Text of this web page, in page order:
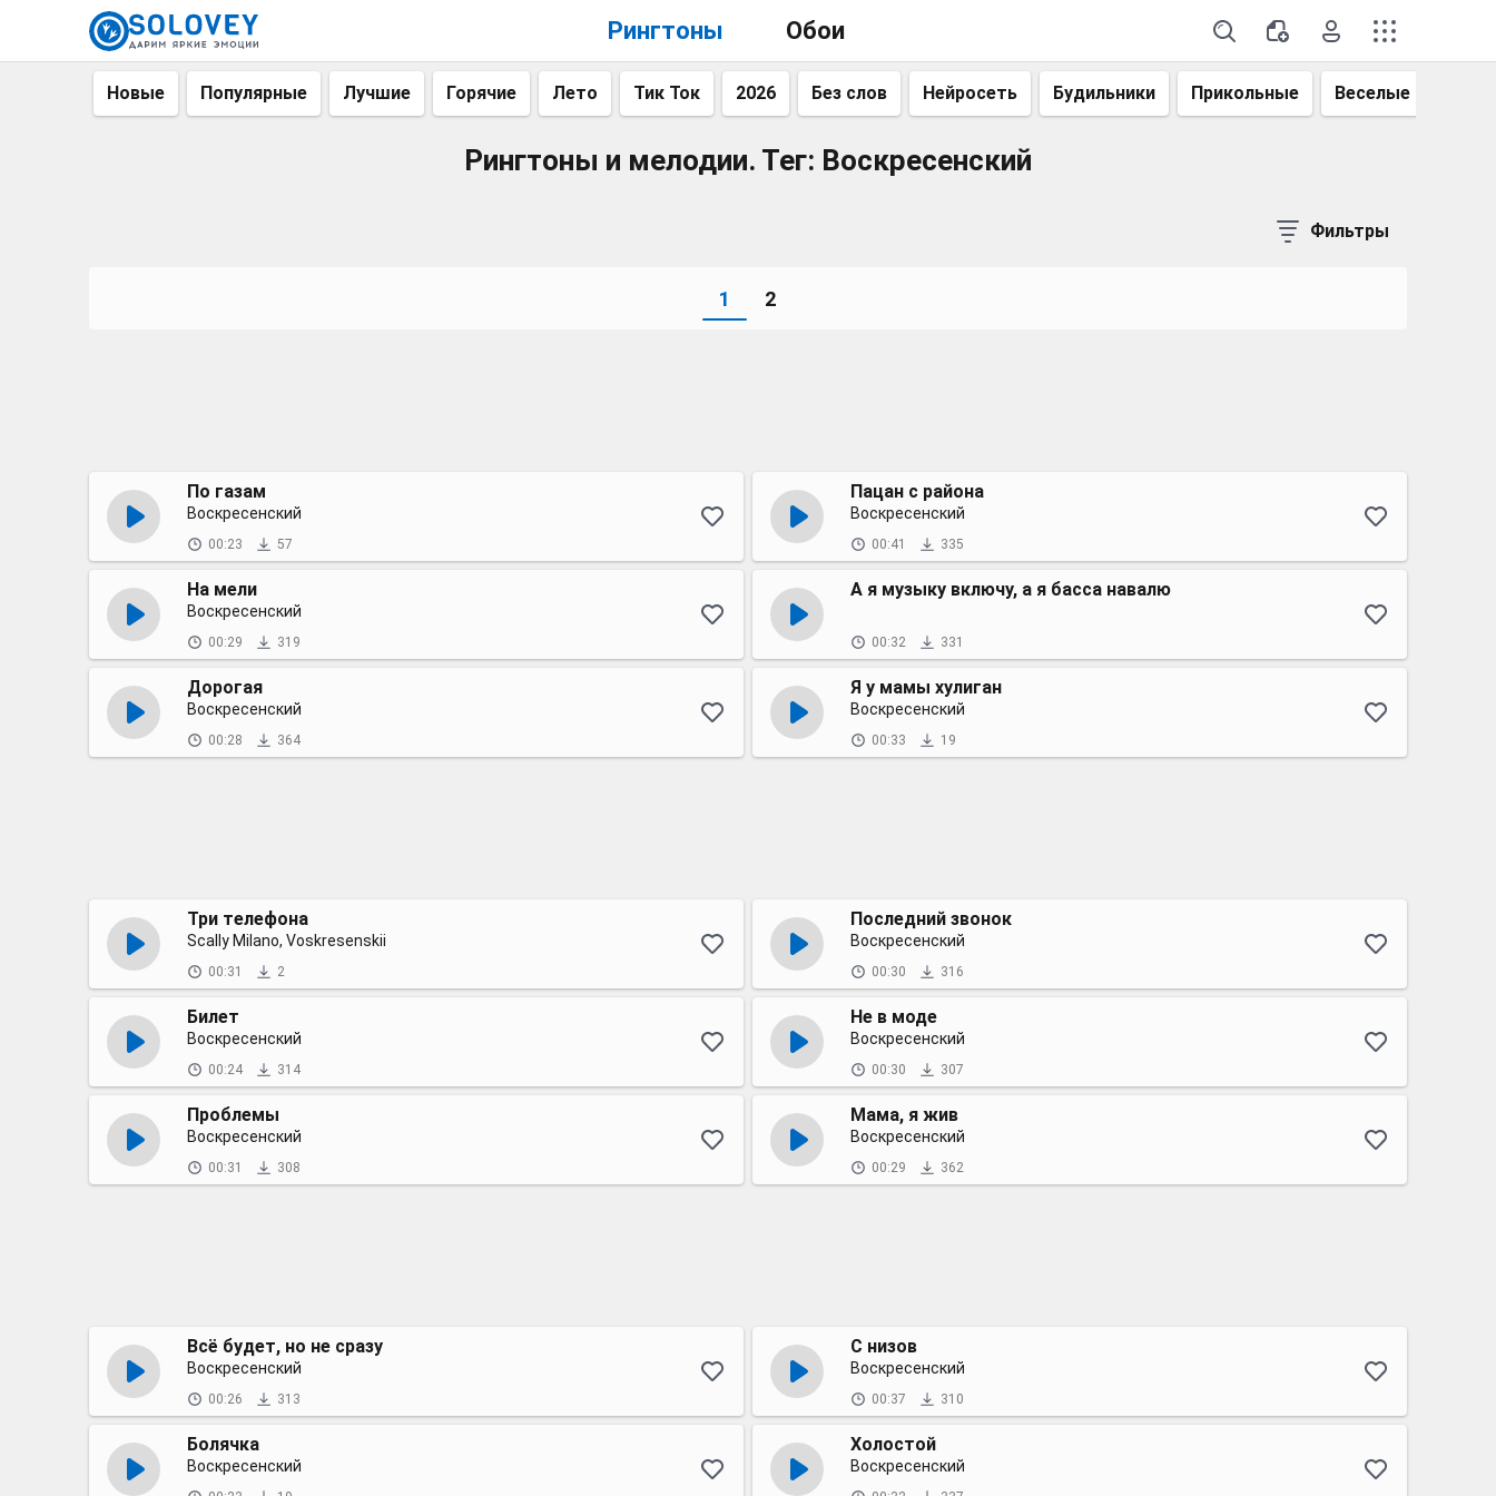
Рингтоны Обои
Новые Популярные Лучшие Горячие Лето Тик Ток 2026 Без слов Нейросеть Будильники Прикольные Веселые
Рингтоны и мелодии. Тег: Воскресенский
Фильтры
1 2
По газам
Воскресенский
00:23 57
Пацан с района
Воскресенский
00:41 335
На мели
Воскресенский
00:29 319
А я музыку включу, а я басса навалю
00:32 331
Дорогая
Воскресенский
00:28 364
Я у мамы хулиган
Воскресенский
00:33 19
Три телефона
Scally Milano, Voskresenskii
00:31 2
Последний звонок
Воскресенский
00:30 316
Билет
Воскресенский
00:24 314
Не в моде
Воскресенский
00:30 307
Проблемы
Воскресенский
00:31 308
Мама, я жив
Воскресенский
00:29 362
Всё будет, но не сразу
Воскресенский
00:26 313
С низов
Воскресенский
00:37 310
Болячка
Воскресенский
Холостой
Воскресенский